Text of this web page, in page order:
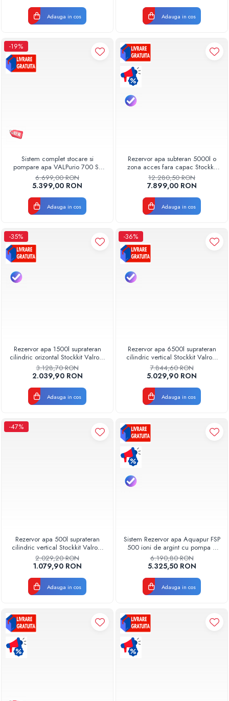
Adauga in cos Adauga in cos
-19%
Sistem complet stocare si
pompare apa VALPurio 700 SP
cu rezervor apa 700L, pompa
automata si protectie
antibacteriana cu ioni de argint
Model 2026
6.699,00 RON
5.399,00 RON
Adauga in cos
Rezervor apa subteran 5000l o
zona acces fara capac Stockkit
Valrom 49020550000
12.280,50 RON
7.899,00 RON
Adauga in cos
-35%
Rezervor apa 1500l suprateran
cilindric orizontal Stockkit Valrom
49011500001
3.128,70 RON
2.039,90 RON
Adauga in cos
-36%
Rezervor apa 6500l suprateran
cilindric vertical Stockkit Valrom
49020170000
7.844,60 RON
5.029,90 RON
Adauga in cos
-47%
Rezervor apa 500l suprateran
cilindric vertical Stockkit Valrom
49020105000
2.029,20 RON
1.079,90 RON
Adauga in cos
Sistem Rezervor apa Aquapur FSP
500 ioni de argint cu pompa si
filtre Aquapur Valhoh Valrom
6.190,80 RON
5.325,50 RON
Adauga in cos